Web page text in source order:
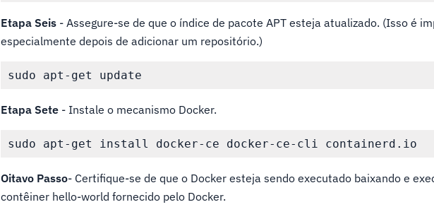
Etapa Seis - Assegure-se de que o índice de pacote APT esteja atualizado. (Isso é
especialmente depois de adicionar um repositório.)
Etapa Sete - Instale o mecanismo Docker.
Oitavo Passo- Certifique-se de que o Docker esteja sendo executado baixando e
contêiner hello-world fornecido pelo Docker.